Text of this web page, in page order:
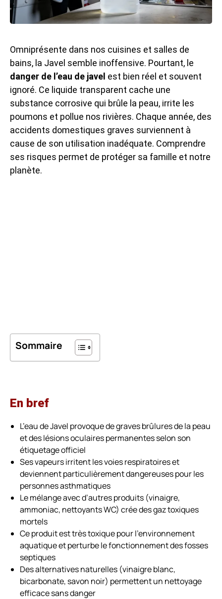
Omniprésente dans nos cuisines et salles de
bains, la Javel semble inoffensive. Pourtant, le
danger de l’eau de javel est bien réel et souvent
ignoré. Ce liquide transparent cache une
substance corrosive qui brûle la peau, irrite les
poumons et pollue nos rivières. Chaque année, des
accidents domestiques graves surviennent à
cause de son utilisation inadéquate. Comprendre
ses risques permet de protéger sa famille et notre
planète.
Sommaire
En bref
L’eau de Javel provoque de graves brûlures de la peau
et des lésions oculaires permanentes selon son
étiquetage officiel
Ses vapeurs irritent les voies respiratoires et
deviennent particulièrement dangereuses pour les
personnes asthmatiques
Le mélange avec d’autres produits (vinaigre,
ammoniac, nettoyants WC) crée des gaz toxiques
mortels
Ce produit est très toxique pour l’environnement
aquatique et perturbe le fonctionnement des fosses
septiques
Des alternatives naturelles (vinaigre blanc,
bicarbonate, savon noir) permettent un nettoyage
efficace sans danger